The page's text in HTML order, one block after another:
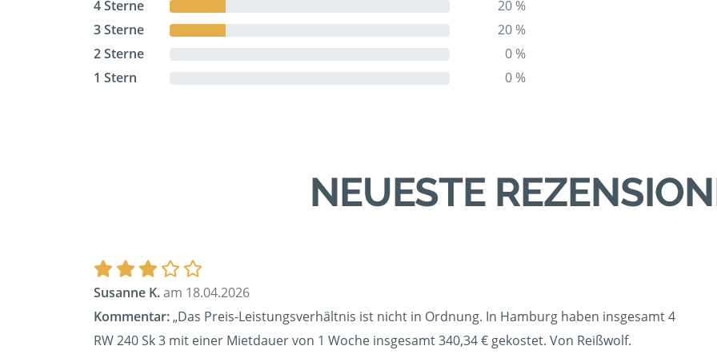
4 Sterne
20 %
3 Sterne
20 %
2 Sterne
0 %
1 Stern
0 %
NEUESTE
Susanne K.am 18.04.2026
Kommentar:„Das Preis-Leistungsverhältnis ist nicht in Ordnung. In Hamburg haben insgesamt 4
RW 240 Sk 3 mit einer Mietdauer von 1 Woche insgesamt 340,34 € gekostet. Von Reißwolf.